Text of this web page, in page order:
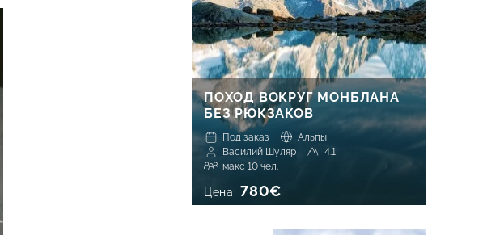
ПОХОД ВОКРУГ МОНБЛАНА
БЕЗ РЮКЗАКОВ
Под заказ
Альпы
Василий Шуляр
4.1
макс 10 чел.
Цена: 780€